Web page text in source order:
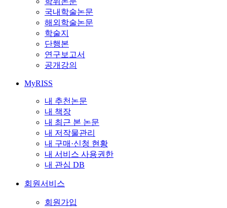
국내학술논문
해외학술논문
학술지
단행본
연구보고서
공개강의
MyRISS
내 추천논문
내 책장
내 최근 본 논문
내 저작물관리
내 구매·신청 현황
내 서비스 사용권한
내 관심 DB
회원서비스
회원가입